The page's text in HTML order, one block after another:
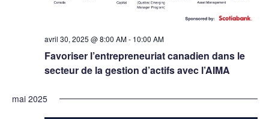
avril 30, 2025 @ 8:00 AM- 10:00 AM
Favoriser l’entrepreneuriat canadien dans le
secteur de la gestion d’actifs avec l’AIMA
mai 2025